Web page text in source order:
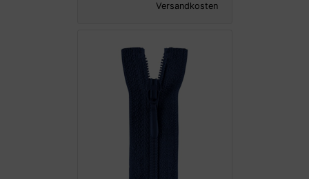
Versandkosten